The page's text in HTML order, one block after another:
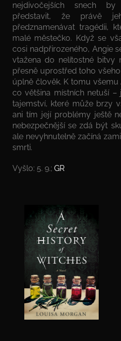
nejdivočejších snech
představit, že právě
předznamenávat tragédii,
malé městečko. Když se
cosi nadpřirozeného, Angie
vtažena do nelítostné bitvy
přesně uprostřed toho
úplně člověk. K tomu všemu
co většina místních netuší
tajemství, které může brzy
ani tím její problémy ještě
nebezpečnější se zdá být
ale nevyhnutelně začíná
smrti.
Vyšlo: 5. 9.; GR